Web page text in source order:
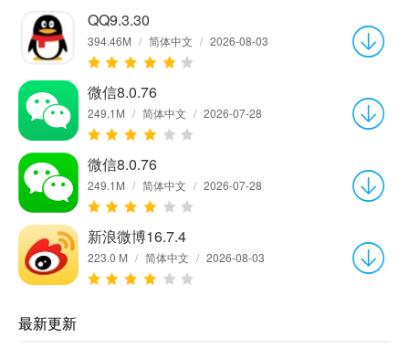
QQ9.3.30
394.46M / 简体中文 / 2026-08-03
微信8.0.76
249.1M / 简体中文 / 2026-07-28
微信8.0.76
249.1M / 简体中文 / 2026-07-28
新浪微博16.7.4
223.0 M / 简体中文 / 2026-08-03
最新更新